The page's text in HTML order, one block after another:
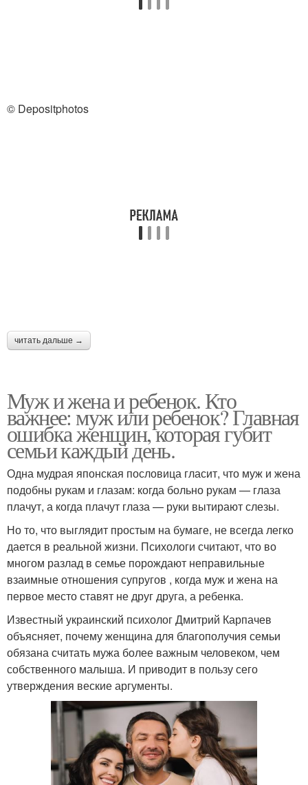
© Depositphotos
читать дальше →
Муж и жена и ребенок. Кто
важнее: муж или ребенок? Главная
ошибка женщин, которая губит
семьи каждый день.
Одна мудрая японская пословица гласит, что муж и жена
подобны рукам и глазам: когда больно рукам — глаза
плачут, а когда плачут глаза — руки вытирают слезы.
Но то, что выглядит простым на бумаге, не всегда легко
дается в реальной жизни. Психологи считают, что во
многом разлад в семье порождают неправильные
взаимные отношения супругов , когда муж и жена на
первое место ставят не друг друга, а ребенка.
Известный украинский психолог Дмитрий Карпачев
объясняет, почему женщина для благополучия семьи
обязана считать мужа более важным человеком, чем
собственного малыша. И приводит в пользу сего
утверждения веские аргументы.